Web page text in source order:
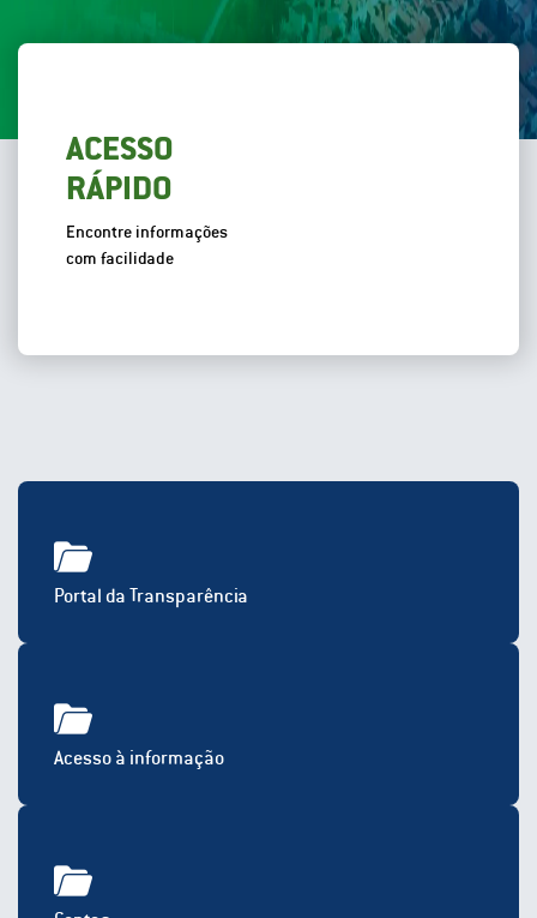
ACESSO
RÁPIDO
Encontre informações
com facilidade
Portal da Transparência
Acesso à informação